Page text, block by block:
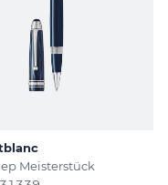
Meisterstück